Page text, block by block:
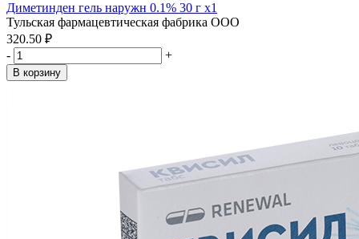
Диметинден гель наружн 0.1% 30 г x1
Тульская фармацевтическая фабрика ООО
320.50 ₽
-
+
В корзину